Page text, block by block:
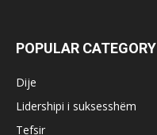
POPULAR CATEGORY
Dije
Lidershipi i suksesshëm
Tefsir